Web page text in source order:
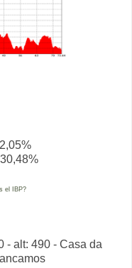
30,48%
el IBP?
- alt: 490 - Casa da